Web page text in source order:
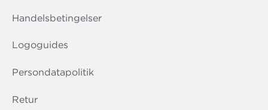
Handelsbetingelser
Logoguides
Persondatapolitik
Retur